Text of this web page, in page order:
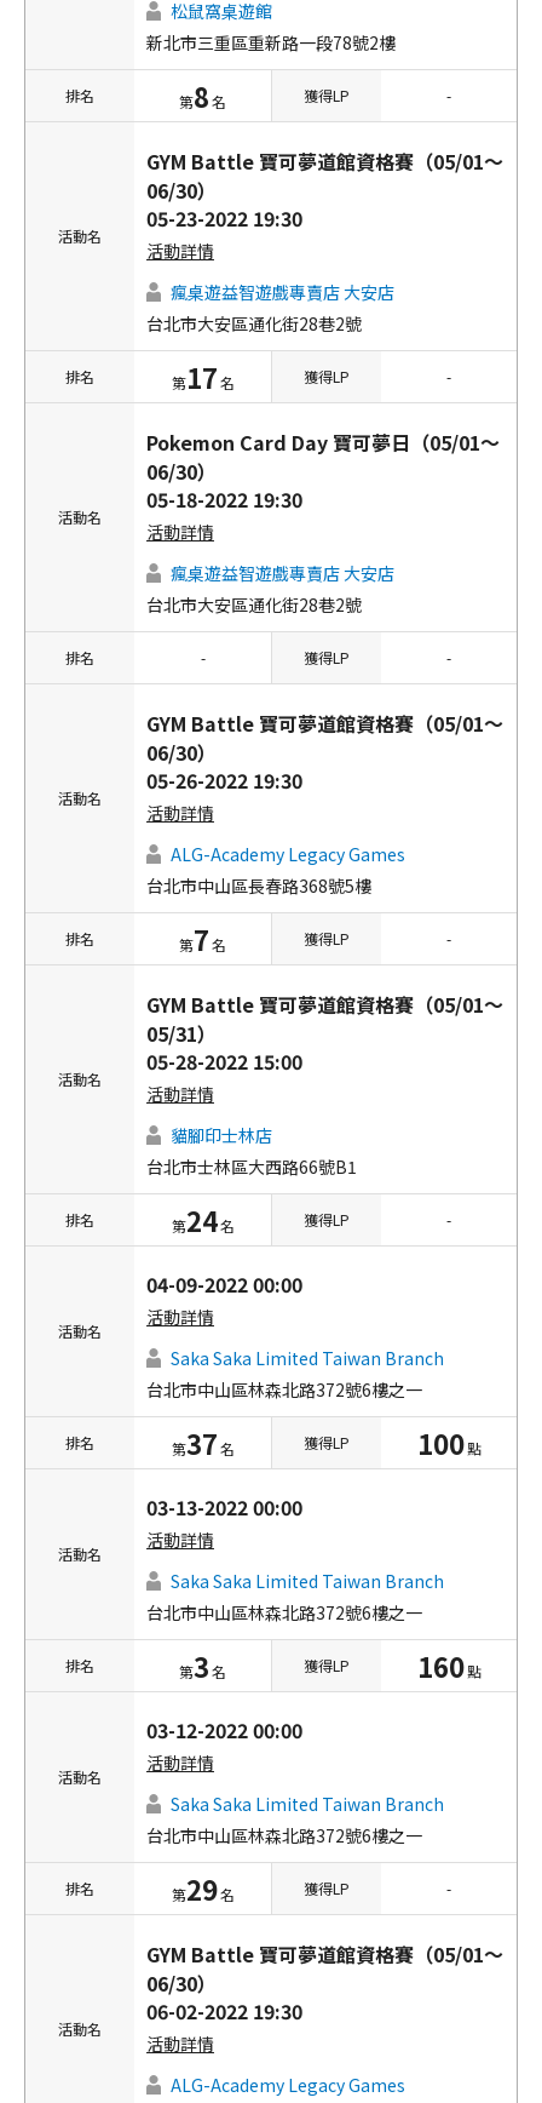
松鼠窩桌遊館
新北市三重區重新路一段78號2樓
排名 第8名 獲得LP -
活動名
GYM Battle 寶可夢道館資格賽（05/01～
06/30）
05-23-2022 19:30
活動詳情
瘋桌遊益智遊戲專賣店 大安店
台北市大安區通化街28巷2號
排名 第17名 獲得LP -
活動名
Pokemon Card Day 寶可夢日（05/01～
06/30）
05-18-2022 19:30
活動詳情
瘋桌遊益智遊戲專賣店 大安店
台北市大安區通化街28巷2號
排名 - 獲得LP -
活動名
GYM Battle 寶可夢道館資格賽（05/01～
06/30）
05-26-2022 19:30
活動詳情
ALG-Academy Legacy Games
台北市中山區長春路368號5樓
排名 第7名 獲得LP -
活動名
GYM Battle 寶可夢道館資格賽（05/01～
05/31）
05-28-2022 15:00
活動詳情
貓腳印士林店
台北市士林區大西路66號B1
排名 第24名 獲得LP -
活動名
04-09-2022 00:00
活動詳情
Saka Saka Limited Taiwan Branch
台北市中山區林森北路372號6樓之一
排名 第37名 獲得LP 100點
活動名
03-13-2022 00:00
活動詳情
Saka Saka Limited Taiwan Branch
台北市中山區林森北路372號6樓之一
排名 第3名 獲得LP 160點
活動名
03-12-2022 00:00
活動詳情
Saka Saka Limited Taiwan Branch
台北市中山區林森北路372號6樓之一
排名 第29名 獲得LP -
活動名
GYM Battle 寶可夢道館資格賽（05/01～
06/30）
06-02-2022 19:30
活動詳情
ALG-Academy Legacy Games